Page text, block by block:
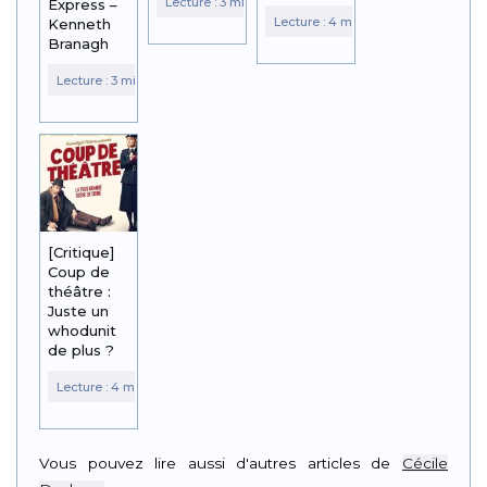
Express –
Kenneth
Branagh
[Critique]
Coup de
théâtre :
Juste un
whodunit
de plus ?
Vous pouvez lire aussi d'autres articles de Cécile